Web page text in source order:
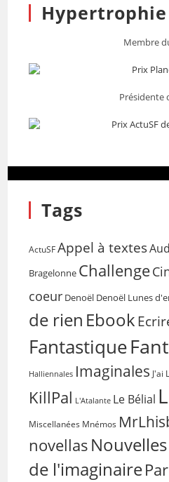
Hypertrophie
Membre
Présidente
Tags
ActuSF Appel à textes
Bragelonne Challenge
coeur Denoël Denoël Lunes
de rien Ebook
Fantastique
Halliennales Imaginales J'ai
KillPal L'Atalante Le Bélial
Miscellanées Mnémos
novellas
de l'imaginaire